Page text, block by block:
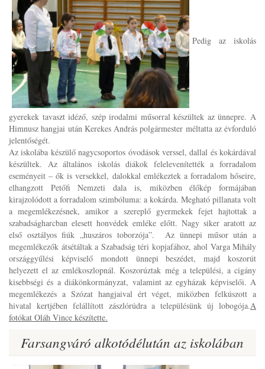
Pedig az iskolás
gyerekek tavaszt idéző, szép irodalmi műsorral készültek az ünnepre. A
Himnusz hangjai után Kerekes András polgármester méltatta az évforduló
jelentőségét.
Az iskolába készülő nagycsoportos óvodások verssel, dallal és kokárdával
készültek. Az általános iskolás diákok felelevenítették a forradalom
eseményeit – ők is versekkel, dalokkal emlékeztek a forradalom hőseire,
elhangzott Petőfi Nemzeti dala is, miközben élőkép formájában
kirajzolódott a forradalom szimbóluma: a kokárda. Megható pillanata volt
a megemlékezésnek, amikor a szereplő gyermekek fejet hajtottak a
szabadságharcban elesett honvédek emléke előtt. Nagy siker aratott az
első osztályos fiúk „huszáros toborzója”. Az ünnepi műsor után a
megemlékezők átsétáltak a Szabadság téri kopjafához, ahol Varga Mihály
országgyűlési képviselő mondott ünnepi beszédet, majd koszorút
helyezett el az emlékoszlopnál. Koszorúztak még a települési, a cigány
kisebbségi és a diákönkormányzat, valamint az egyházak képviselői. A
megemlékezés a Szózat hangjaival ért véget, miközben felkúszott a
hivatal kertjében felállított zászlórúdra a településünk új lobogója.A
fotókat Oláh Vince készítette.
Farsangváró alkotódélután az iskolában